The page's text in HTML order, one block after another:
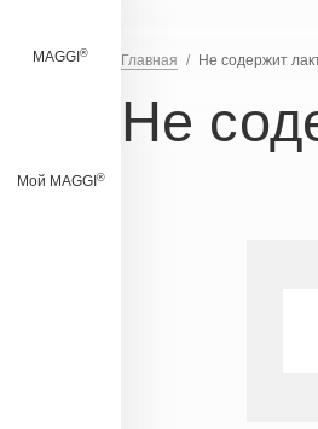
MAGGI ®
Мой MAGGI ®
Главная Не содержит
Не